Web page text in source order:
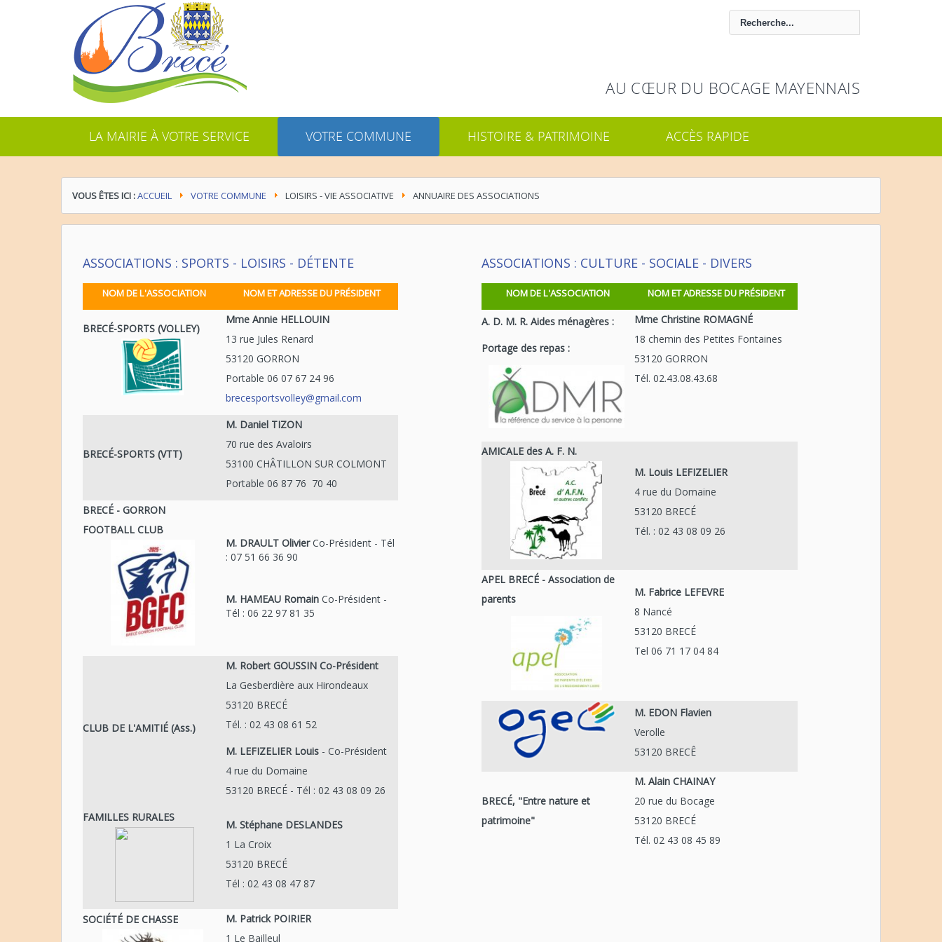
AU CŒUR DU BOCAGE MAYENNAIS
LA MAIRIE À VOTRE SERVICE VOTRE COMMUNE HISTOIRE & PATRIMOINE ACCÈS RAPIDE
VOUS ÊTES ICI :ACCUEIL VOTRE COMMUNE LOISIRS - VIE ASSOCIATIVE ANNUAIRE DES ASSOCIATIONS
ASSOCIATIONS : SPORTS - LOISIRS - DÉTENTE
NOM DE L'ASSOCIATION NOM ET ADRESSE DU PRÉSIDENT
BRECÉ-SPORTS (VOLLEY)
Mme Annie HELLOUIN
13 rue Jules Renard
53120 GORRON
Portable 06 07 67 24 96
brecesportsvolley@gmail.com
BRECÉ-SPORTS (VTT)
M. Daniel TIZON
70 rue des Avaloirs
53100 CHÂTILLON SUR COLMONT
Portable 06 87 76 70 40
BRECÉ - GORRON
FOOTBALL CLUB
M. DRAULT OlivierCo-Président - Tél
: 07 51 66 36 90
M. HAMEAU Romain Co-Président -
Tél : 06 22 97 81 35
CLUB DE L'AMITIÉ (Ass.)
M. Robert GOUSSIN Co-Président
La Gesberdière aux Hirondeaux
53120 BRECÉ
Tél. : 02 43 08 61 52
M. LEFIZELIER Louis - Co-Président
4 rue du Domaine
53120 BRECÉ - Tél : 02 43 08 09 26
FAMILLES RURALES
M. Stéphane DESLANDES
1 La Croix
53120 BRECÉ
Tél : 02 43 08 47 87
SOCIÉTÉ DE CHASSE
M. Patrick POIRIER
1 Le Bailleul
ASSOCIATIONS : CULTURE - SOCIALE - DIVERS
NOM DE L'ASSOCIATION NOM ET ADRESSE DU PRÉSIDENT
A. D. M. R. Aides ménagères :
Portage des repas :
Mme Christine ROMAGNÉ
18 chemin des Petites Fontaines
53120 GORRON
Tél. 02.43.08.43.68
AMICALE des A. F. N.
M. Louis LEFIZELIER
4 rue du Domaine
53120 BRECÉ
Tél. : 02 43 08 09 26
APEL BRECÉ - Association de
parents
M. Fabrice LEFEVRE
8 Nancé
53120 BRECÉ
Tel 06 71 17 04 84
M. EDON Flavien
Verolle
53120 BRECÊ
BRECÉ, "Entre nature et
patrimoine"
M. Alain CHAINAY
20 rue du Bocage
53120 BRECÉ
Tél. 02 43 08 45 89